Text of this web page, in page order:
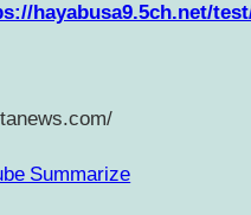
hayabusa9.5ch.net/
Summarize